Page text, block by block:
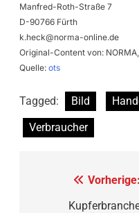
Manfred-Roth-Straße 7
D-90766 Fürth
k.heck@norma-online.de
Original-Content von:
Quelle: ots
Tagged: Bild
Verbraucher
Vorherige: